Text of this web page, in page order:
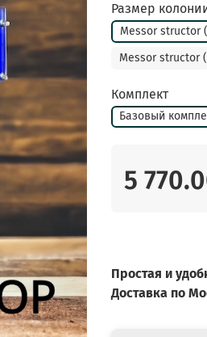
Размер
Messor structor
Messor structor
Комплект
Базовый
5
Простая и
Доставка по